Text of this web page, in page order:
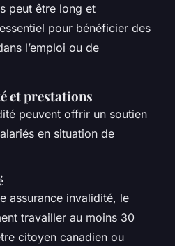
peut être long et
pour bénéficier des
l’emploi ou de
et prestations
peuvent offrir un soutien
en situation de
assurance invalidité, le
travailler au moins 30
citoyen canadien ou